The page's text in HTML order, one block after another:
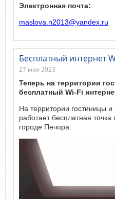
Электронная почта:
maslova.n2013@yandex.ru
Бесплатный интернет
27 мая 2023
Теперь на территории
бесплатный Wi-Fi
На территории гостиницы
работает бесплатная
городе Печора.